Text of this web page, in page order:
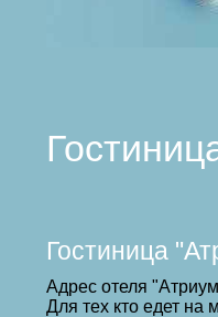
Гостиница
Адрес отеля
Для тех кто едет